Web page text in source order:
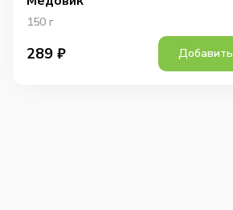
150 г
289 ₽ Добавить